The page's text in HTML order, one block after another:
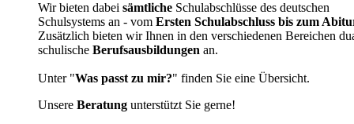
Wir bieten dabei sämtliche Schulabschlüsse des deutschen
Schulsystems an - vom Ersten Schulabschluss bis zum
Zusätzlich bieten wir Ihnen in den verschiedenen Bereichen
schulische Berufsausbildungen an.
Unter "Was passt zu mir?" finden Sie eine Übersicht.
Unsere Beratung unterstützt Sie gerne!